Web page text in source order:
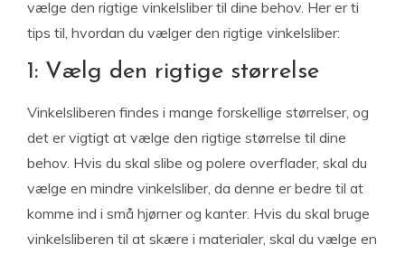
vælge den rigtige vinkelsliber til dine behov. Her er ti
tips til, hvordan du vælger den rigtige vinkelsliber:
1: Vælg den rigtige størrelse
Vinkelsliberen findes i mange forskellige størrelser, og
det er vigtigt at vælge den rigtige størrelse til dine
behov. Hvis du skal slibe og polere overflader, skal du
vælge en mindre vinkelsliber, da denne er bedre til at
komme ind i små hjørner og kanter. Hvis du skal bruge
vinkelsliberen til at skære i materialer, skal du vælge en